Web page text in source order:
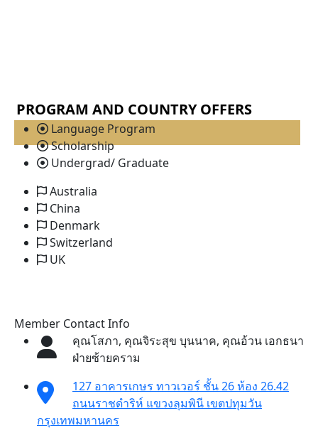
PROGRAM AND COUNTRY OFFERS
Language Program
Scholarship
Undergrad/ Graduate
Australia
China
Denmark
Switzerland
UK
Member Contact Info
คุณโสภา, คุณจิระสุข บุนนาค, คุณอ้วน เอกธนา
ฝ่ายซ้ายคราม
127 อาคารเกษร ทาวเวอร์ ชั้น 26 ห้อง 26.42
ถนนราชดำริห์ แขวงลุมพินี เขตปทุมวัน
กรุงเทพมหานคร